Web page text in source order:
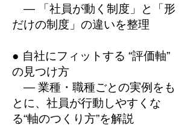
— 「社員が動く制度」と「形
だけの制度」の違いを整理
● 自社にフィットする “評価軸”
の見つけ方
— 業種・職種ごとの実例をも
とに、社員が行動しやすくな
る“軸のつくり方”を解説